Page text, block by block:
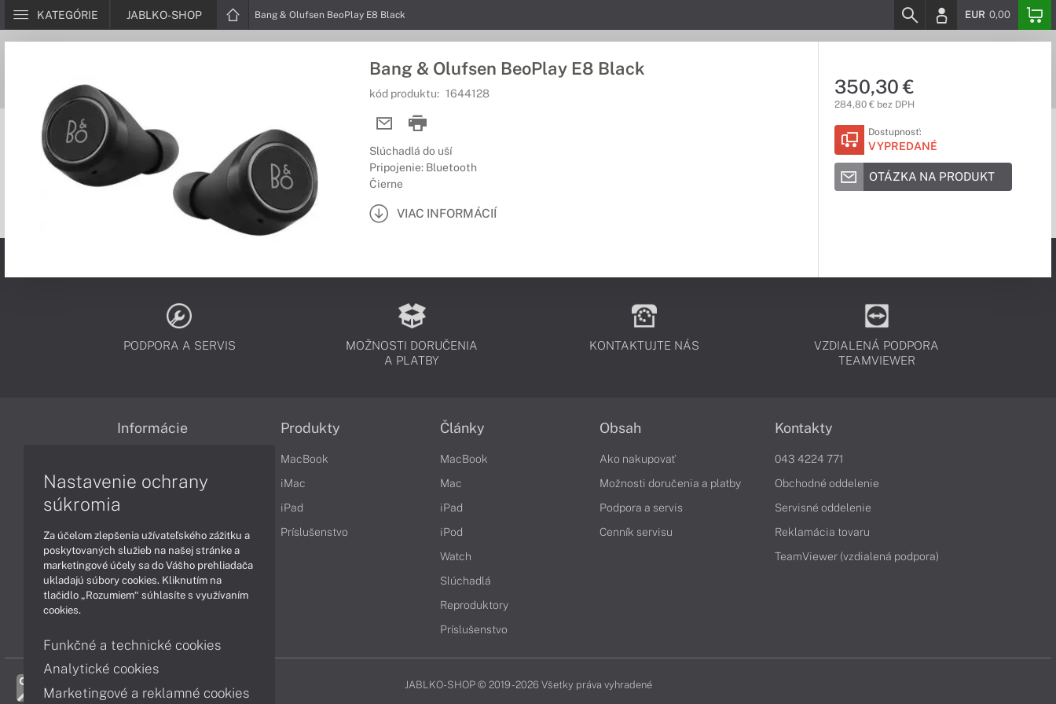
KATEGÓRIE JABLKO-SHOP Bang & Olufsen BeoPlay E8 Black EUR 0,00
Bang & Olufsen BeoPlay E8 Black
kód produktu: 1644128
Slúchadlá do uší
Pripojenie: Bluetooth
Čierne
VIAC INFORMÁCIÍ
350,30 €
284,80 € bez DPH
Dostupnosť:
VYPREDANÉ
OTÁZKA NA PRODUKT
PODPORA A SERVIS
MOŽNOSTI DORUČENIA
A PLATBY
KONTAKTUJTE NÁS
VZDIALENÁ PODPORA
TEAMVIEWER
Informácie
Reklamačné podmienky
Ochrana osobných údajov
Vrátenie tovaru
Vyhlásenie o prístupnosti
Cookies
Produkty
MacBook
iMac
iPad
Príslušenstvo
Články
MacBook
Mac
iPad
iPod
Watch
Slúchadlá
Reproduktory
Príslušenstvo
Obsah
Ako nakupovať
Možnosti doručenia a platby
Podpora a servis
Cenník servisu
Kontakty
043 4224 771
Obchodné oddelenie
Servisné oddelenie
Reklamácia tovaru
TeamViewer (vzdialená podpora)
JABLKO-SHOP © 2019 - 2026 Všetky práva vyhradené
Nastavenie ochrany
súkromia
Za účelom zlepšenia užívateľského zážitku a
poskytovaných služieb na našej stránke a
marketingové účely sa do Vášho prehliadača
ukladajú súbory cookies. Kliknutím na
tlačidlo „Rozumiem“ súhlasíte s využívaním
cookies.
Funkčné a technické cookies
Analytické cookies
Marketingové a reklamné cookies